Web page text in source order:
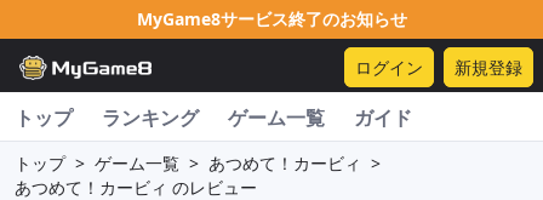
MyGame8サービス終了のお知らせ
ログイン 新規登録
トップ ランキング ゲーム一覧 ガイド
トップ > ゲーム一覧 > あつめて！カービィ >
あつめて！カービィ のレビュー